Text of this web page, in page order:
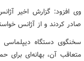
وی افزود: گزارش اخیر
صادر کردند و از آژانس
سخنگوی دستگاه دیپلماسی
متعاقب آن، بهانه‌ای